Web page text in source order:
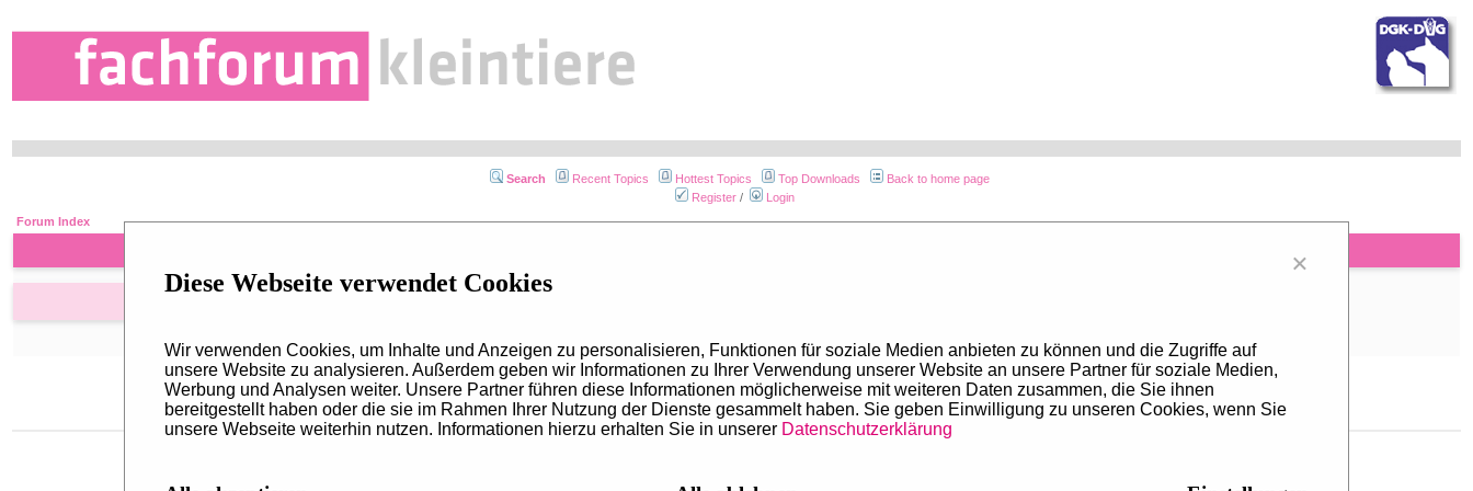
Search Recent Topics Hottest Topics Top Downloads
Back to home page
Register /
Login
Forum Index
Mobile view
×
Diese Webseite verwendet Cookies
Wir verwenden Cookies, um Inhalte und Anzeigen zu personalisieren, Funktionen für soziale Medien anbieten zu können und die Zugriffe auf
unsere Website zu analysieren. Außerdem geben wir Informationen zu Ihrer Verwendung unserer Website an unsere Partner für soziale Medien,
Werbung und Analysen weiter. Unsere Partner führen diese Informationen möglicherweise mit weiteren Daten zusammen, die Sie ihnen
bereitgestellt haben oder die sie im Rahmen Ihrer Nutzung der Dienste gesammelt haben. Sie geben Einwilligung zu unseren Cookies, wenn Sie
unsere Webseite weiterhin nutzen. Informationen hierzu erhalten Sie in unserer Datenschutzerklärung